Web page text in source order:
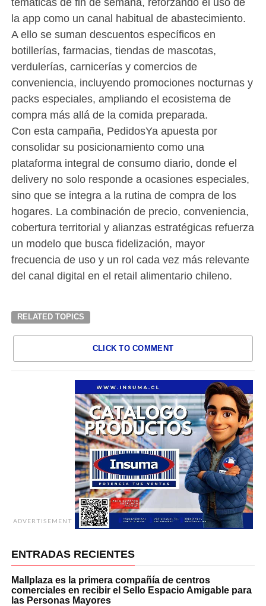
la app como un canal habitual de abastecimiento.
A ello se suman descuentos específicos en
botillerías, farmacias, tiendas de mascotas,
verdulerías, carnicerías y comercios de
conveniencia, incluyendo promociones nocturnas y
packs especiales, ampliando el ecosistema de
compra más allá de la comida preparada.
Con esta campaña, PedidosYa apuesta por
consolidar su posicionamiento como una
plataforma integral de consumo diario, donde el
delivery no solo responde a ocasiones especiales,
sino que se integra a la rutina de compra de los
hogares. La combinación de precio, conveniencia,
cobertura territorial y alianzas estratégicas refuerza
un modelo que busca fidelización, mayor
frecuencia de uso y un rol cada vez más relevante
del canal digital en el retail alimentario chileno.
RELATED TOPICS
CLICK TO COMMENT
ADVERTISEMENT
ENTRADAS RECIENTES
Mallplaza es la primera compañía de centros
comerciales en recibir el Sello Espacio Amigable para
las Personas Mayores